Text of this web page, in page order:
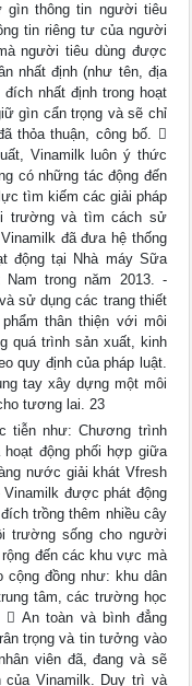
gìn thông tin người tiêu
tin riêng tư của người
người tiêu dùng được
nhất định (như tên, địa
nhất định trong hoạt
gìn cẩn trọng và sẽ chỉ
thỏa thuận, công bố. 
Vinamilk luôn ý thức
có những tác động đến
tìm kiếm các giải pháp
trường và tìm cách sử
đã đưa hệ thống
động tại Nhà máy Sữa
trong năm 2013. -
sử dụng các trang thiết
thân thiện với môi
quá trình sản xuất, kinh
quy định của pháp luật.
tay xây dựng một môi
tương lai. 23
tiễn như: Chương trình
động phối hợp giữa
nước giải khát Vfresh
được phát động
trồng thêm nhiều cây
trường sống cho người
đến các khu vực mà
đồng như: khu dân
tâm, các trường học
 An toàn và bình đẳng
trọng và tin tưởng vào
viên đã, đang và sẽ
của Vinamilk. Duy trì và